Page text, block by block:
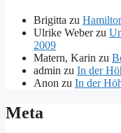
Brigitta zu
Ulrike Weberzu
2009
Matern, Karin zu
admin zu In der
Anon zu In der
Meta